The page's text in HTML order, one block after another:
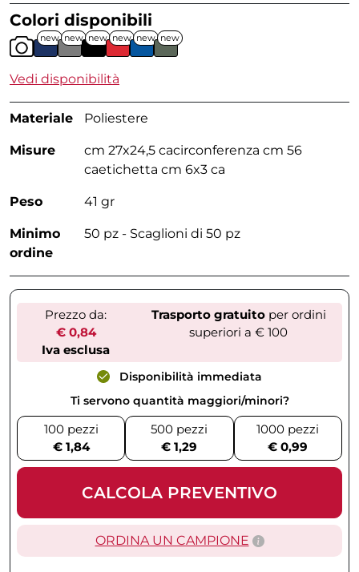
Colori disponibili
new new new new new new
Vedi disponibilità
Materiale Poliestere
Misure
cm 27x24,5 cacirconferenza cm 56
caetichetta cm 6x3 ca
Peso 41 gr
Minimo
ordine
50 pz - Scaglioni di 50 pz
Prezzo da:
€ 0,84
Iva esclusa
Trasporto gratuitoper ordini
superiori a € 100
Disponibilità immediata
Ti servono quantità maggiori/minori?
100 pezzi
€ 1,84
500 pezzi
€ 1,29
1000 pezzi
€ 0,99
CALCOLA PREVENTIVO
ORDINA UN CAMPIONE